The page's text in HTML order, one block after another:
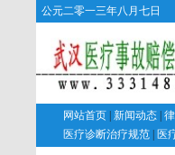
公元二零一三年八月七日
网站首页 新闻动态
医疗诊断治疗规范
医